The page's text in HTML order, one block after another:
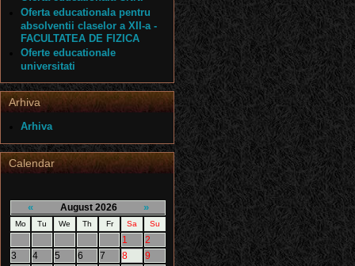
Oferta educationala pentru
absolventii claselor a XII-a -
FACULTATEA DE FIZICA
Oferte educationale
universitati
Arhiva
Arhiva
Calendar
« August 2026 »
Mo Tu We Th Fr Sa Su
1
2
3
4 5 6 7 8
9